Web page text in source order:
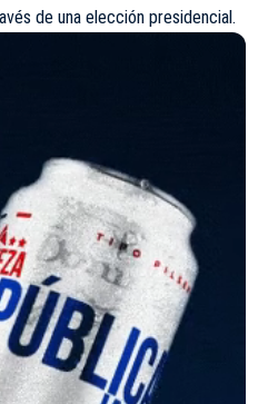
de una elección presidencial.